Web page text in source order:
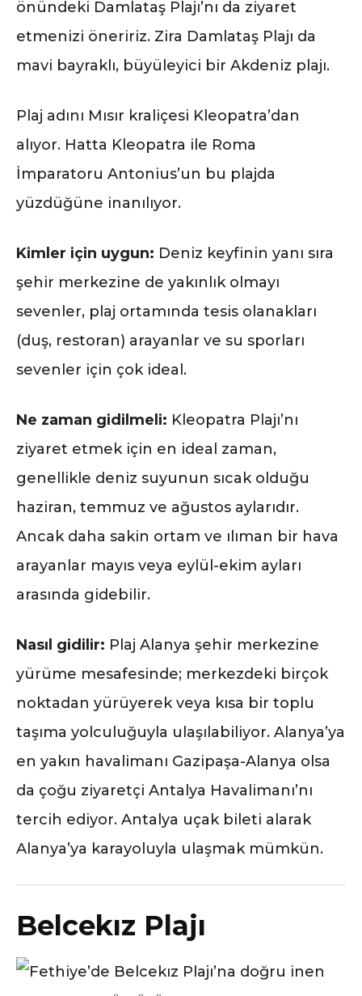
önündeki Damlataş Plajı’nı da ziyaret
etmenizi öneririz. Zira Damlataş Plajı da
mavi bayraklı, büyüleyici bir Akdeniz plajı.
Plaj adını Mısır kraliçesi Kleopatra’dan
alıyor. Hatta Kleopatra ile Roma
İmparatoru Antonius’un bu plajda
yüzdüğüne inanılıyor.
Kimler için uygun: Deniz keyfinin yanı sıra
şehir merkezine de yakınlık olmayı
sevenler, plaj ortamında tesis olanakları
(duş, restoran) arayanlar ve su sporları
sevenler için çok ideal.
Ne zaman gidilmeli: Kleopatra Plajı’nı
ziyaret etmek için en ideal zaman,
genellikle deniz suyunun sıcak olduğu
haziran, temmuz ve ağustos aylarıdır.
Ancak daha sakin ortam ve ılıman bir hava
arayanlar mayıs veya eylül-ekim ayları
arasında gidebilir.
Nasıl gidilir: Plaj Alanya şehir merkezine
yürüme mesafesinde; merkezdeki birçok
noktadan yürüyerek veya kısa bir toplu
taşıma yolculuğuyla ulaşılabiliyor. Alanya’ya
en yakın havalimanı Gazipaşa-Alanya olsa
da çoğu ziyaretçi Antalya Havalimanı’nı
tercih ediyor. Antalya uçak bileti alarak
Alanya’ya karayoluyla ulaşmak mümkün.
Belcekız Plajı